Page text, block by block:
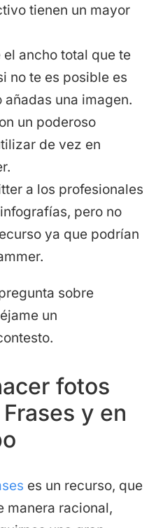
tienen un mayor
ancho total que te
no te es posible es
una imagen.
un poderoso
de vez en
a los profesionales
pero no
ya que podrían
sobre
un
fotos
y en
es un recurso, que
manera racional,